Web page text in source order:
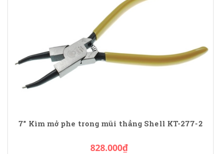
7" Kìm mở phe trong mũi thẳng Shell KT-277-2
828.000₫